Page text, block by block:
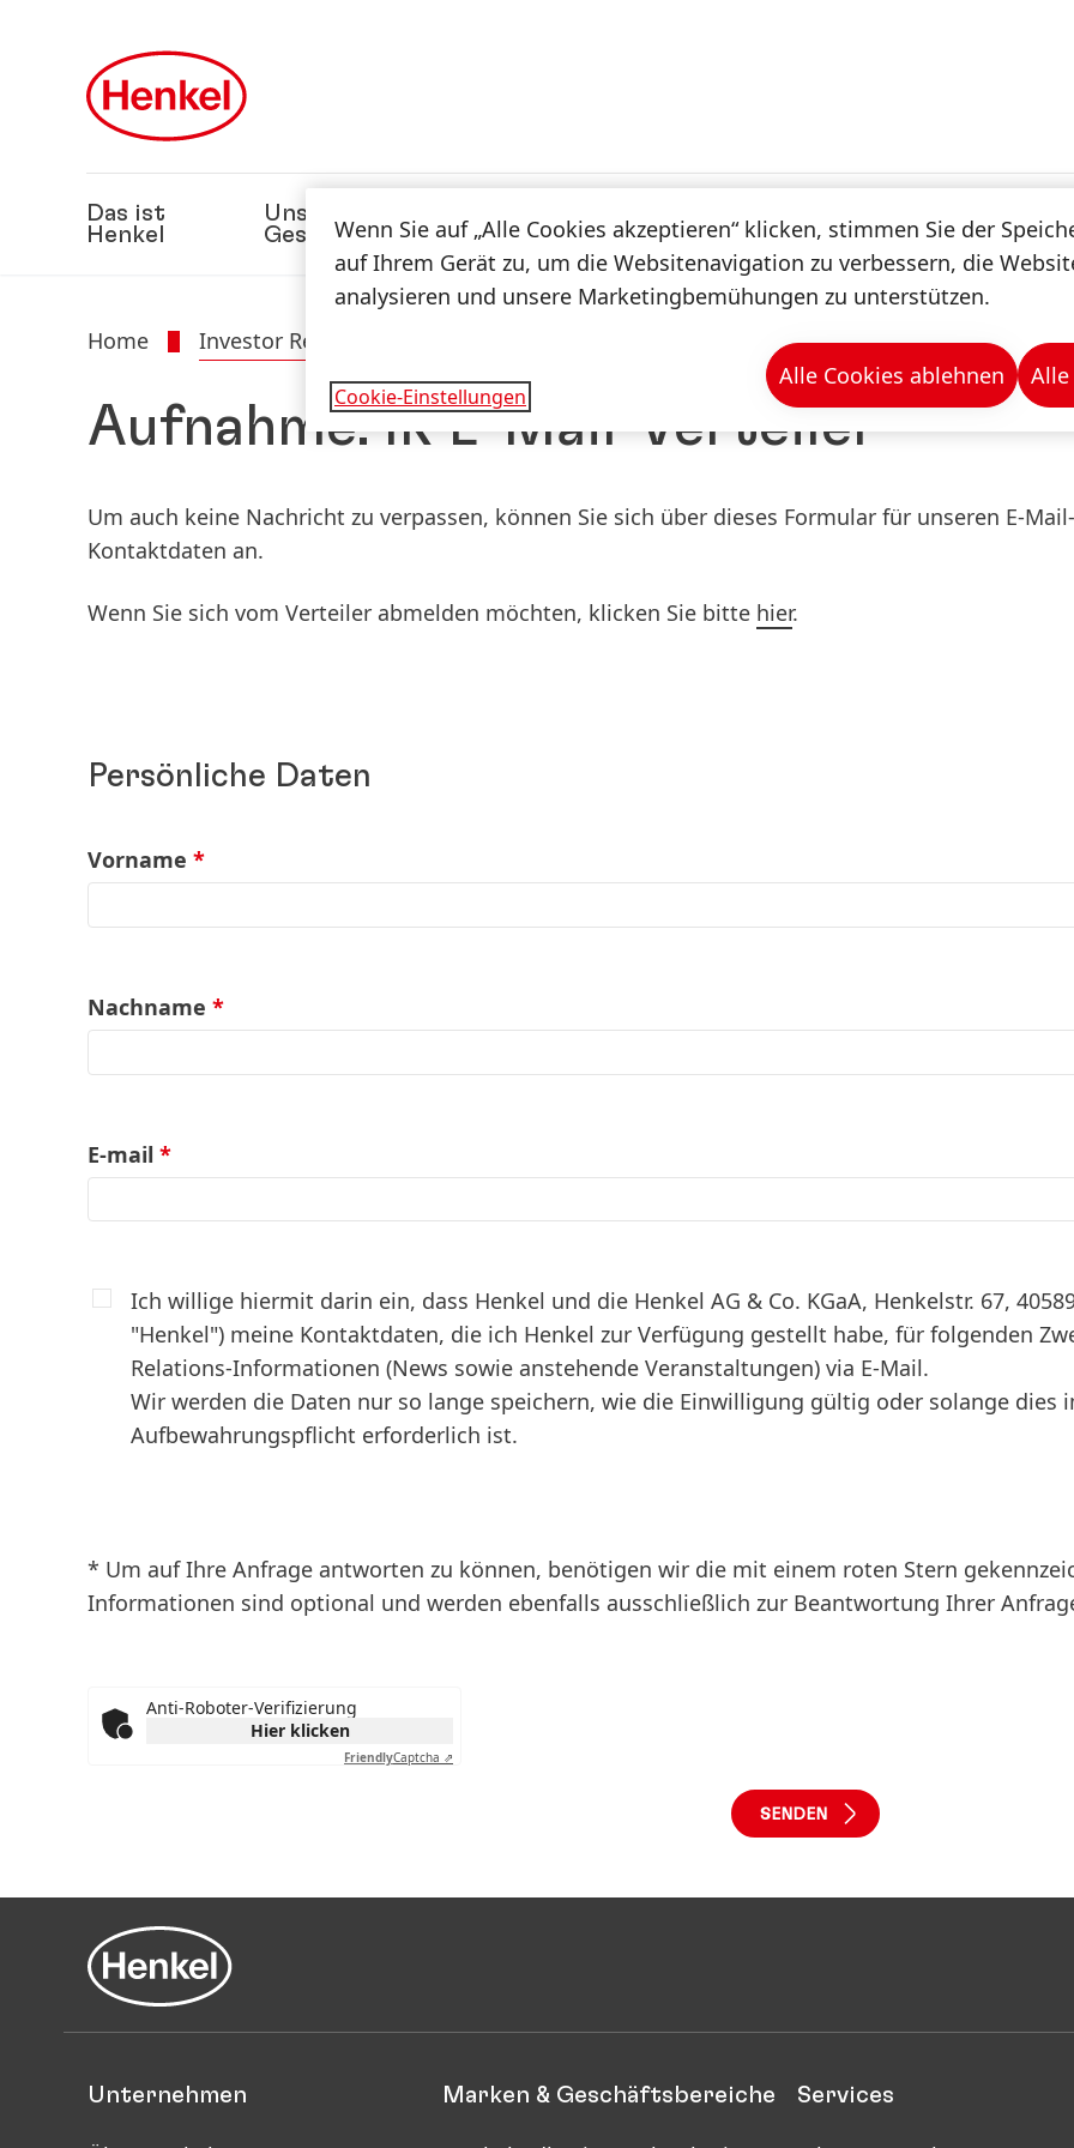
Das ist
Henkel
Unsere
Geschäfte
Magazin
Home Investor Relations
Aufnahme: IR E-Mail-Verteiler
Um auch keine Nachricht zu verpassen, können Sie sich über dieses Formular für unseren E-
Kontaktdaten an.
Wenn Sie sich vom Verteiler abmelden möchten, klicken Sie bitte hier.
Persönliche Daten
Vorname *
Nachname *
E-mail *
Ich willige hiermit darin ein, dass Henkel und die Henkel AG & Co. KGaA, Henkelstr. 67,
"Henkel") meine Kontaktdaten, die ich Henkel zur Verfügung gestellt habe, für folgenden
Relations-Informationen (News sowie anstehende Veranstaltungen) via E-Mail.
Wir werden die Daten nur so lange speichern, wie die Einwilligung gültig oder solange dies
Aufbewahrungspflicht erforderlich ist.
* Um auf Ihre Anfrage antworten zu können, benötigen wir die mit einem roten Stern
Informationen sind optional und werden ebenfalls ausschließlich zur Beantwortung Ihrer
Anti-Roboter-Verifizierung
Hier klicken
FriendlyCaptcha ⇗
Unternehmen Marken & Geschäftsbereiche Services
Wenn Sie auf „Alle Cookies akzeptieren“ klicken, stimmen Sie der
auf Ihrem Gerät zu, um die Websitenavigation zu verbessern, die
analysieren und unsere Marketingbemühungen zu unterstützen.
Cookie-Einstellungen
Alle Cookies ablehnen Alle